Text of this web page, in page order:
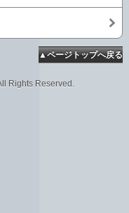
▲ページトップへ戻る
Rights Reserved.